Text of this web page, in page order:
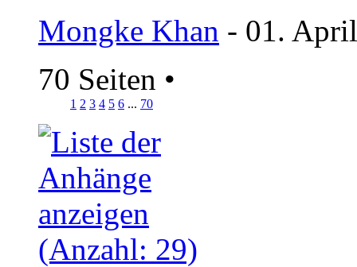
Mongke Khan - 01.
70 Seiten •
1 2 3 4 5 6 ... 70